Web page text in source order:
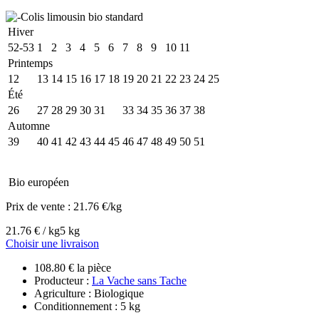
Hiver
52-53 1 2 3 4 5 6 7 8 9 10 11
Printemps
12
13 14 15 16 17 18 19 20 21 22 23 24 25
Été
26
27 28 29 30 31 33 34 35 36 37 38
Automne
39
40 41 42 43 44 45 46 47 48 49 50 51
Bio européen
Prix de vente : 21.76 €/kg
21.76 € / kg5 kg
Choisir une livraison
108.80 € la pièce
Producteur : La Vache sans Tache
Agriculture : Biologique
Conditionnement : 5 kg